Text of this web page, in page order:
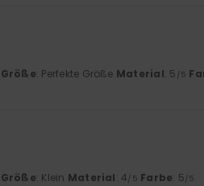
Größe: Perfekte Größe Material: 5 /5
Größe: Klein Material: 4/5 Farbe: 5/5